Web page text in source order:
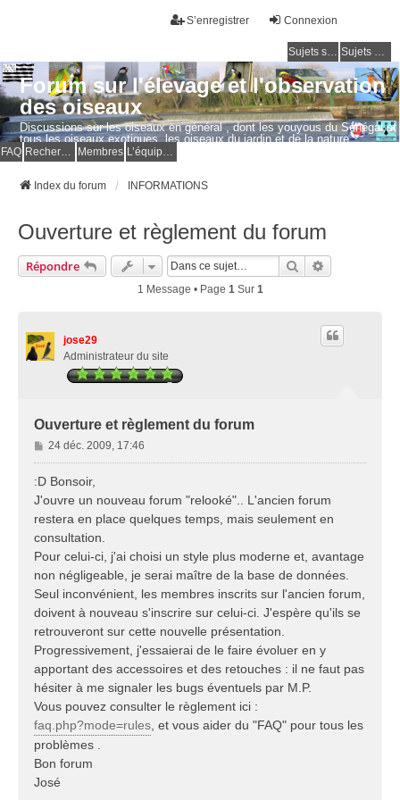
Connexion
S’enregistrer
Sujets sans réponse Sujets actifs
Forum sur l'élevage et l'observation
des oiseaux
Discussions sur les oiseaux en général , dont les youyous du Sénégal et
tous les oiseaux exotiques, les oiseaux du jardin et de la nature.
Questions, photos, expériences.
FAQ Membres
Index du forum INFORMATIONS
Ouverture et règlement du forum
Répondre Rechercher
1 Message • Page 1 Sur 1
jose29
Administrateur du site
Ouverture et règlement du forum
M
e
s
g
e
24 déc. 2009, 17:46
:D Bonsoir,
J'ouvre un nouveau forum "relooké".. L'ancien forum
restera en place quelques temps, mais seulement en
consultation.
Pour celui-ci, j'ai choisi un style plus moderne et, avantage
non négligeable, je serai maître de la base de données.
Seul inconvénient, les membres inscrits sur l'ancien forum,
doivent à nouveau s'inscrire sur celui-ci. J'espère qu'ils se
retrouveront sur cette nouvelle présentation.
Progressivement, j'essaierai de le faire évoluer en y
apportant des accessoires et des retouches : il ne faut pas
hésiter à me signaler les bugs éventuels par M.P.
Vous pouvez consulter le règlement ici :
faq.php?mode=rules, et vous aider du "FAQ" pour tous les
problèmes .
Bon forum
José